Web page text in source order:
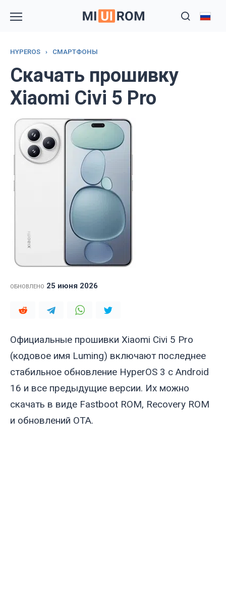
HYPEROS › СМАРТФОНЫ
Скачать прошивку
Xiaomi Civi 5 Pro
ОБНОВЛЕНО 25 июня 2026
Официальные прошивки Xiaomi Civi 5 Pro
(кодовое имя Luming) включают последнее
стабильное обновление HyperOS 3 с Android
16 и все предыдущие версии. Их можно
скачать в виде Fastboot ROM, Recovery ROM
и обновлений OTA.